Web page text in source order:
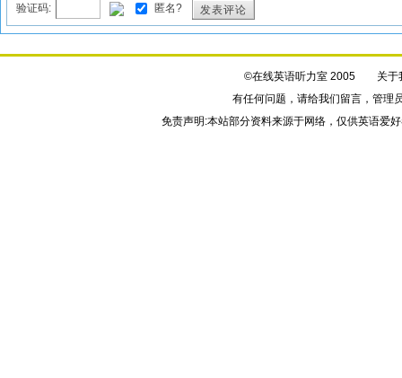
验证码: 匿名? 发表评论
©在线英语听力室 2005 关于
有任何问题，请给我们留言，管理
免责声明:本站部分资料来源于网络，仅供英语爱